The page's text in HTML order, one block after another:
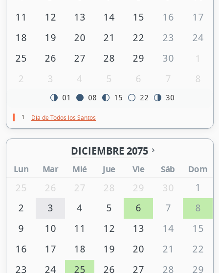
11
12 13 14 15 16
17
18
19 20 21 22 23
24
25
26 27 28 29 30
1
2
3 4 5 6 7 8
01 08 15 22 30
1 Día de Todos los Santos
DICIEMBRE 2075
Lun Mar Mié Jue Vie Sáb Dom
25 26 27 28 29 30
1
2
3 4 5 6 7
8
9
10 11 12 13 14
15
16
17 18 19 20 21
22
23
24 25 26 27 28
29